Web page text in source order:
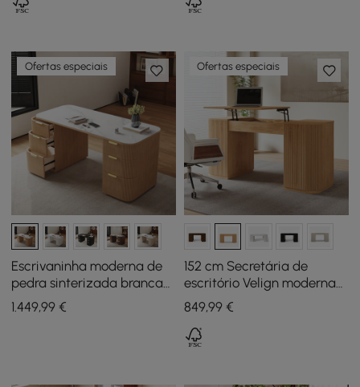
Ofertas especiais
Escrivaninha moderna de
pedra sinterizada branca
com bordas arredondadas
de 162,56 cm com
1.449,99 €
Ofertas especiais
152 cm Secretária de
escritório Velign moderna
em madeira com tampo
elevatório e armário de 2
portas natural
849,99€